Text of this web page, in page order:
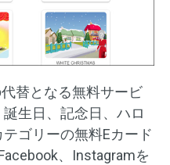
替となる無料サービ
生日、記念日、ハロ
ゴリーの無料Eカード
、Instagramを